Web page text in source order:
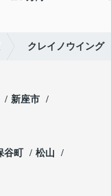
クレイノウイング
新座市
谷町
松山